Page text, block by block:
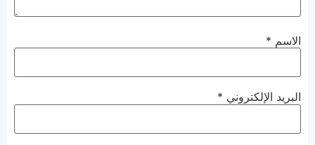
الاسم *
البريد الإلكتروني *